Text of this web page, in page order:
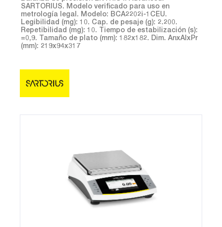
SARTORIUS. Modelo verificado para uso en
metrología legal. Modelo: BCA2202i-1CEU.
Legibilidad (mg): 10. Cap. de pesaje (g): 2.200.
Repetibilidad (mg): 10. Tiempo de estabilización (s):
=0,9. Tamaño de plato (mm): 182x182. Dim. AnxAlxPr
(mm): 219x94x317